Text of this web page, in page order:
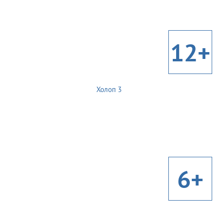
12+
Холоп 3
6+